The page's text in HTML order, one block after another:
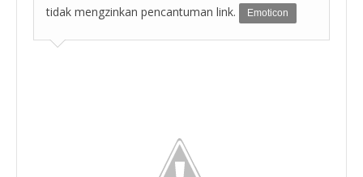
tidak mengzinkan pencantuman link. Emoticon